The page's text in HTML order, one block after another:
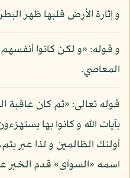
و إثارة الأرض قلبها ظهر
و قوله: «و لكن كانوا
المعاصي.
قوله تعالى: «ثم كان عاقبة
بآيات الله و كانوا بها
أولئك الظالمين و لذا عبر
اسمه «السوآى» قدم الخبر